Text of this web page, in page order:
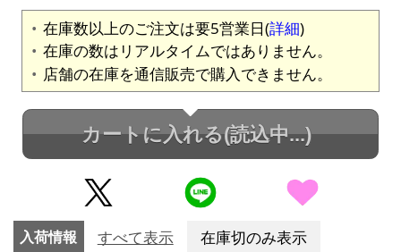
在庫数以上のご注文は要5営業日(詳細)
在庫の数はリアルタイムではありません。
店舗の在庫を通信販売で購入できません。
カートに入れる(読込中...)
入荷情報 すべて表示 在庫切のみ表示